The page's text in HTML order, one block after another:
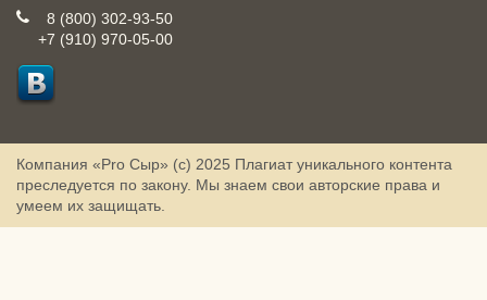
8 (800) 302-93-50
+7 (910) 970-05-00
Компания «Pro Сыр» (с) 2025 Плагиат уникального контента
преследуется по закону. Мы знаем свои авторские права и
умеем их защищать.